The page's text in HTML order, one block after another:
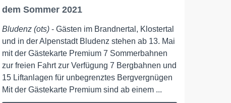
dem Sommer 2021
Bludenz (ots) - Gästen im Brandnertal, Klostertal
und in der Alpenstadt Bludenz stehen ab 13. Mai
mit der Gästekarte Premium 7 Sommerbahnen
zur freien Fahrt zur Verfügung 7 Bergbahnen und
15 Liftanlagen für unbegrenztes Bergvergnügen
Mit der Gästekarte Premium sind ab einem ...